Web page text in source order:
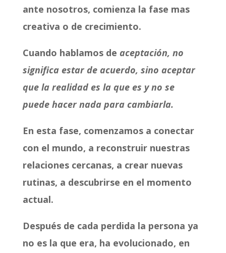
ante nosotros, comienza la fase mas
creativa o de crecimiento.
Cuando hablamos de aceptación, no
significa estar de acuerdo, sino aceptar
que la realidad es la que es y no se
puede hacer nada para cambiarla.
En esta fase, comenzamos a conectar
con el mundo, a reconstruir nuestras
relaciones cercanas, a crear nuevas
rutinas, a descubrirse en el momento
actual.
Después de cada perdida la persona ya
no es la que era, ha evolucionado, en